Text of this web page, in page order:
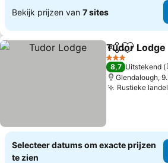
Bekijk prijzen van 7 sites
Delen
Tudor Lodge
3 Sterren
8,7 Uitstekend
Glendalough,
Rustieke
Selecteer datums om exacte prijzen
te zien